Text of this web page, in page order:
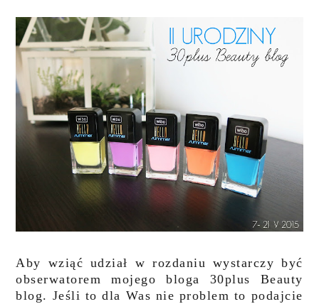
Aby wziąć udział w rozdaniu wystarczy być
obserwatorem mojego bloga 30plus Beauty
blog. Jeśli to dla Was nie problem to podajcie